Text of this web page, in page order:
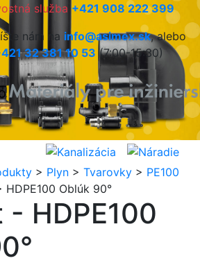
služba +421 908 222 399
nám na info@asimex.sk, alebo
32 381 10 53 (7:00-15:30)
> Plyn > Tvarovky > PE100
HDPE100 Oblúk 90°
- HDPE100